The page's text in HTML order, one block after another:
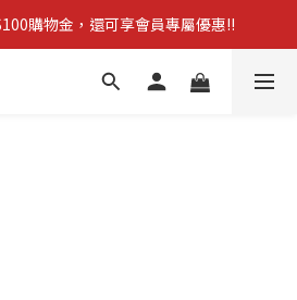
拋棄型簡易廁所 防災必備!
購物金，還可享會員專屬優惠!!
，立即享免運優惠